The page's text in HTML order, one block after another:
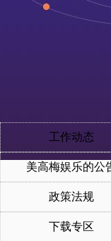
工作动态
美高梅娱乐的公
政策法规
下载专区